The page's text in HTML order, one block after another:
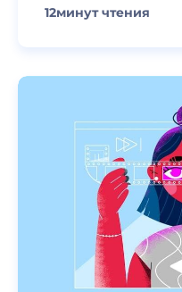
12минут чтения